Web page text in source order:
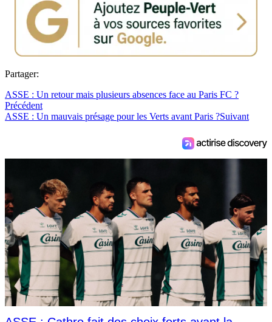
Partager:
ASSE : Un retour mais plusieurs absences face au Paris FC ?
Précédent
ASSE : Un mauvais présage pour les Verts avant Paris ?Suivant